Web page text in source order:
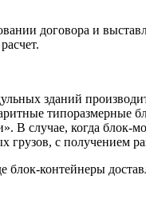
договора и
зданий
В случае, когда
грузов, с
блок-контейнеры